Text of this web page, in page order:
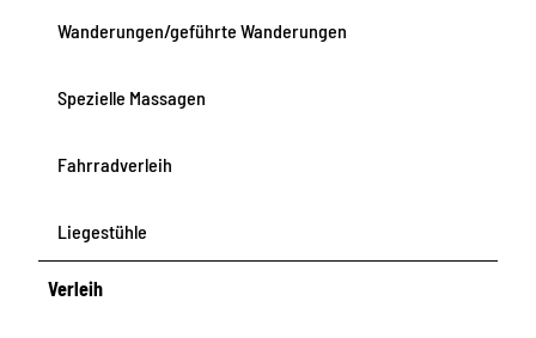
Wanderungen/geführte Wanderungen
Spezielle Massagen
Fahrradverleih
Liegestühle
Verleih